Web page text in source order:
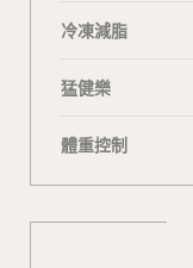
冷凍減脂
猛健樂
體重控制